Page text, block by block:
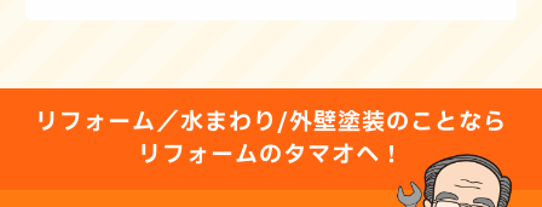
リフォーム／水まわり/外壁塗装のことなら
リフォームのタマオへ！